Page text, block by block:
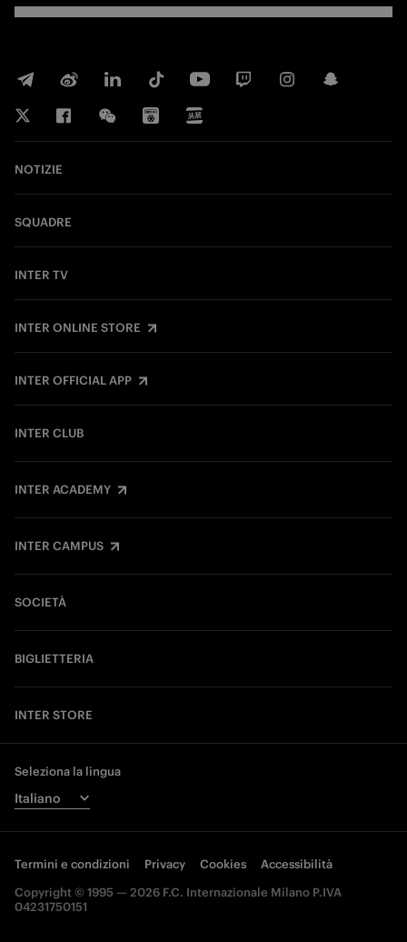
NOTIZIE
SQUADRE
INTER TV
INTER ONLINE STORE
INTER OFFICIAL APP
INTER CLUB
INTER ACADEMY
INTER CAMPUS
SOCIETÀ
BIGLIETTERIA
INTER STORE
Seleziona la lingua
Termini e condizioni Privacy Cookies
Accessibilità
Copyright © 1995 — 2026 F.C. Internazionale Milano P.IVA
04231750151